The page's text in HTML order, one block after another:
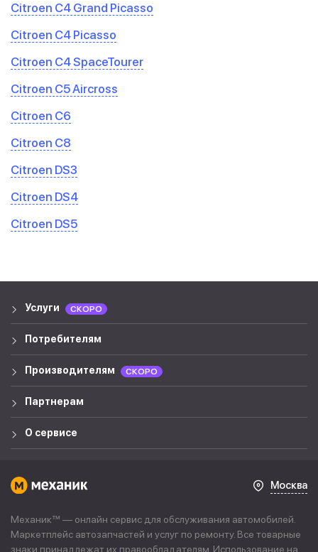
Citroen C4 Grand Picasso
Citroen C4 Picasso
Citroen C4 SpaceTourer
Citroen C5 Aircross
Citroen C6
Citroen C8
Citroen DS3
Citroen DS4
Citroen DS5
Услуги СКОРО
Потребителям
Производителям СКОРО
Партнерам
О сервисе
Москва
Механик™ — онлайн сервис для обслуживания автомобилей.
Маркетплейс автозапчастей и услуг по ремонту. Все товарные
знаки принадлежат их правообладателям. Использование на